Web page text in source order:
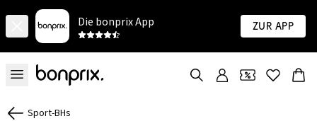
Die bonprix App Zur App
Sport-BHs